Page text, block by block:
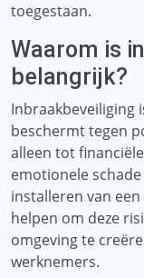
toegestaan.
Waarom is
belangrijk?
Inbraakbeveiliging
beschermt tegen
alleen tot
emotionele
installeren van
helpen om deze
omgeving te
werknemers.